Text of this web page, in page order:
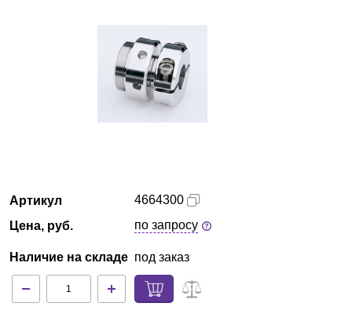
Партнеры
Технический сервис
Доставка и оплата
Артикул
Цена, руб.
Наличие на складе
4664300
по запросу
под заказ